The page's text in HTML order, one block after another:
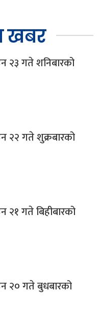
खबर
२३ गते शनिबारको
२२ गते शुक्रबारको
गते बिहीबारको
२० गते बुधबारको